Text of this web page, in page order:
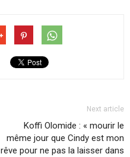
Next article
Koffi Olomide : « mourir le
même jour que Cindy est mon
rêve pour ne pas la laisser dans